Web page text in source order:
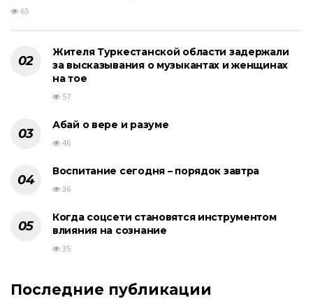
65
Жителя Туркестанской области задержали
за высказывания о музыкантах и женщинах
на тое
57
Абай о вере и разуме
46
Воспитание сегодня – порядок завтра
36
Когда соцсети становятся инструментом
влияния на сознание
35
Последние публикации